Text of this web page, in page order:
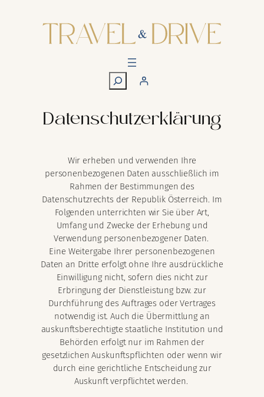
u
h
Datenschutzerklärung
Wir erheben und verwenden Ihre
personenbezogenen Daten ausschließlich im
Rahmen der Bestimmungen des
Datenschutzrechts der Republik Österreich. Im
Folgenden unterrichten wir Sie über Art,
Umfang und Zwecke der Erhebung und
Verwendung personenbezogener Daten.
Eine Weitergabe Ihrer personenbezogenen
Daten an Dritte erfolgt ohne Ihre ausdrückliche
Einwilligung nicht, sofern dies nicht zur
Erbringung der Dienstleistung bzw. zur
Durchführung des Auftrages oder Vertrages
notwendig ist. Auch die Übermittlung an
auskunftsberechtigte staatliche Institution und
Behörden erfolgt nur im Rahmen der
gesetzlichen Auskunftspflichten oder wenn wir
durch eine gerichtliche Entscheidung zur
Auskunft verpflichtet werden.